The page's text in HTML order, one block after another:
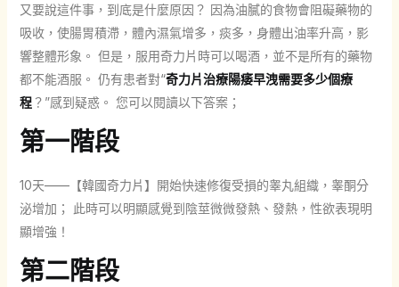
又要說這件事，到底是什麼原因？ 因為油膩的食物會阻礙藥物的
吸收，使腸胃積滯，體內濕氣增多，痰多，身體出油率升高，影
響整體形象。 但是，服用奇力片時可以喝酒，並不是所有的藥物
都不能酒服。 仍有患者對“奇力片治療陽痿早洩需要多少個療
程？”感到疑惑。 您可以閱讀以下答案；
第一階段
10天——【韓國奇力片】開始快速修復受損的睾丸組織，睾酮分
泌增加； 此時可以明顯感覺到陰莖微微發熱、發熱，性欲表現明
顯增強！
第二階段